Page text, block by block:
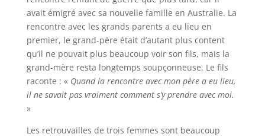
avait émigré avec sa nouvelle famille en Australie. La
rencontre avec les grands parents a eu lieu en
premier, le grand-père était d’autant plus content
qu’il ne pouvait plus beaucoup voir son fils, mais la
grand-mère resta longtemps soupçonneuse. Le fils
raconte : « Quand la rencontre avec mon père a eu lieu,
il ne savait pas vraiment comment s’y prendre avec moi.
»
Les retrouvailles de trois femmes sont beaucoup